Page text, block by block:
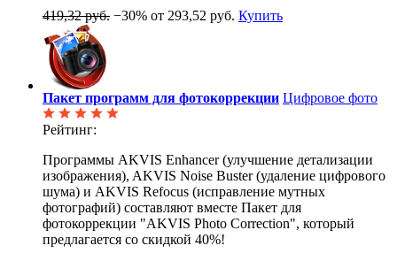
419,32 руб. −30% от 293,52 руб. Купить
Пакет программ для фотокоррекции Цифровое фото
Рейтинг:
Программы AKVIS Enhancer (улучшение детализации
изображения), AKVIS Noise Buster (удаление цифрового
шума) и AKVIS Refocus (исправление мутных
фотографий) составляют вместе Пакет для
фотокоррекции "AKVIS Photo Correction", который
предлагается со скидкой 40%!